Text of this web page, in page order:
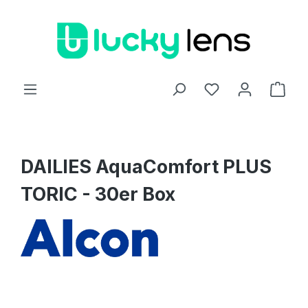
DAILIES AquaComfort PLUS
TORIC - 30er Box